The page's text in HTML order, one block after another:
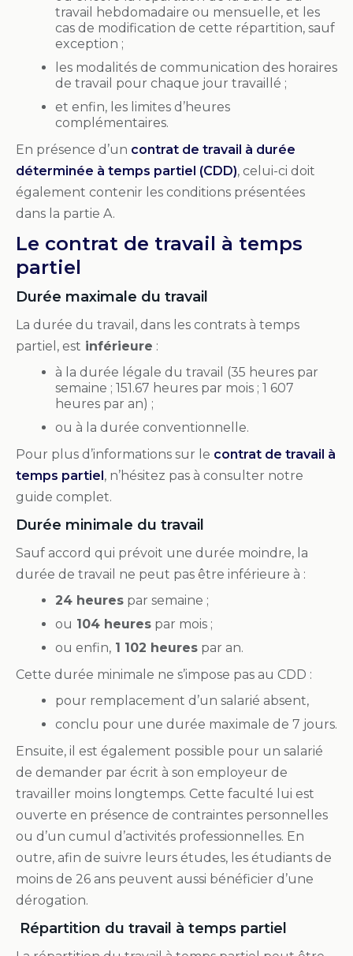
travail hebdomadaire ou mensuelle, et les
cas de modification de cette répartition, sauf
exception ;
les modalités de communication des horaires
de travail pour chaque jour travaillé ;
et enfin, les limites d’heures
complémentaires.
En présence d’un contrat de travail à durée
déterminée à temps partiel (CDD), celui-ci doit
également contenir les conditions présentées
dans la partie A.
Le contrat de travail à temps
partiel
Durée maximale du travail
La durée du travail, dans les contrats à temps
partiel, est inférieure :
à la durée légale du travail (35 heures par
semaine ; 151.67 heures par mois ; 1 607
heures par an) ;
ou à la durée conventionnelle.
Pour plus d’informations sur le contrat de travail à
temps partiel, n’hésitez pas à consulter notre
guide complet.
Durée minimale du travail
Sauf accord qui prévoit une durée moindre, la
durée de travail ne peut pas être inférieure à :
24 heures par semaine ;
ou 104 heures par mois ;
ou enfin, 1 102 heures par an.
Cette durée minimale ne s’impose pas au CDD :
pour remplacement d’un salarié absent,
conclu pour une durée maximale de 7 jours.
Ensuite, il est également possible pour un salarié
de demander par écrit à son employeur de
travailler moins longtemps. Cette faculté lui est
ouverte en présence de contraintes personnelles
ou d’un cumul d’activités professionnelles. En
outre, afin de suivre leurs études, les étudiants de
moins de 26 ans peuvent aussi bénéficier d’une
dérogation.
Répartition du travail à temps partiel